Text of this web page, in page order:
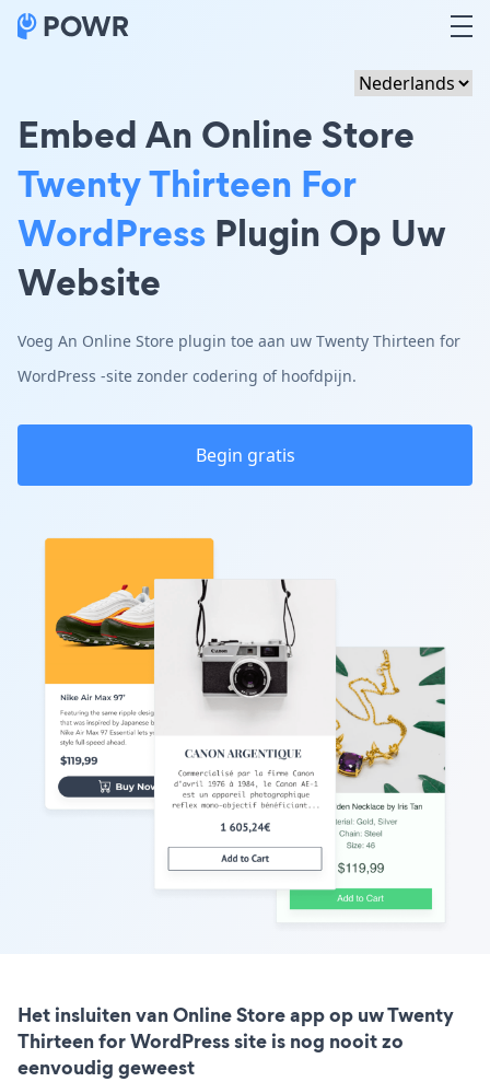
Embed An Online Store
Twenty Thirteen For
WordPress Plugin Op Uw
Website
Voeg An Online Store plugin toe aan uw Twenty Thirteen for
WordPress -site zonder codering of hoofdpijn.
Begin gratis
Het insluiten van Online Store app op uw Twenty
Thirteen for WordPress site is nog nooit zo
eenvoudig geweest